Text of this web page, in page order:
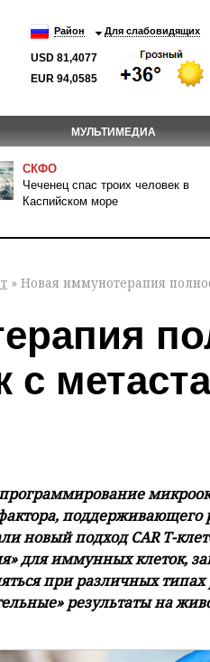
Район Для слабовидящих
USD 81,4077
EUR 94,0585
МУЛЬТИМЕДИА
СКФО
Чеченец спас троих человек в
Каспийском море
» Новая иммунотерапия
с
поддерживающего
новый подход CAR T-
для иммунных клеток,
при различных типах
результаты на